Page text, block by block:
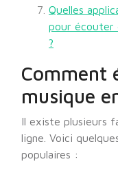
Quelles
pour écouter
?
Comment
musique
Il existe plusieurs
ligne. Voici
populaires :